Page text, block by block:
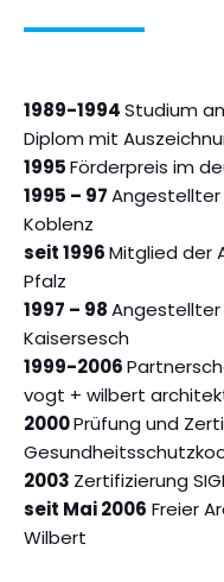
1989-1994Studium
Diplom mit
1995Förderpreis im
1995 – 97Angestellter
Koblenz
seit 1996Mitglied der
Pfalz
1997 – 98Angestellter
Kaisersesch
1999-2006
vogt + wilbert
2000Prüfung und
2003 Zertifizierung
seit Mai 2006 Freier
Wilbert